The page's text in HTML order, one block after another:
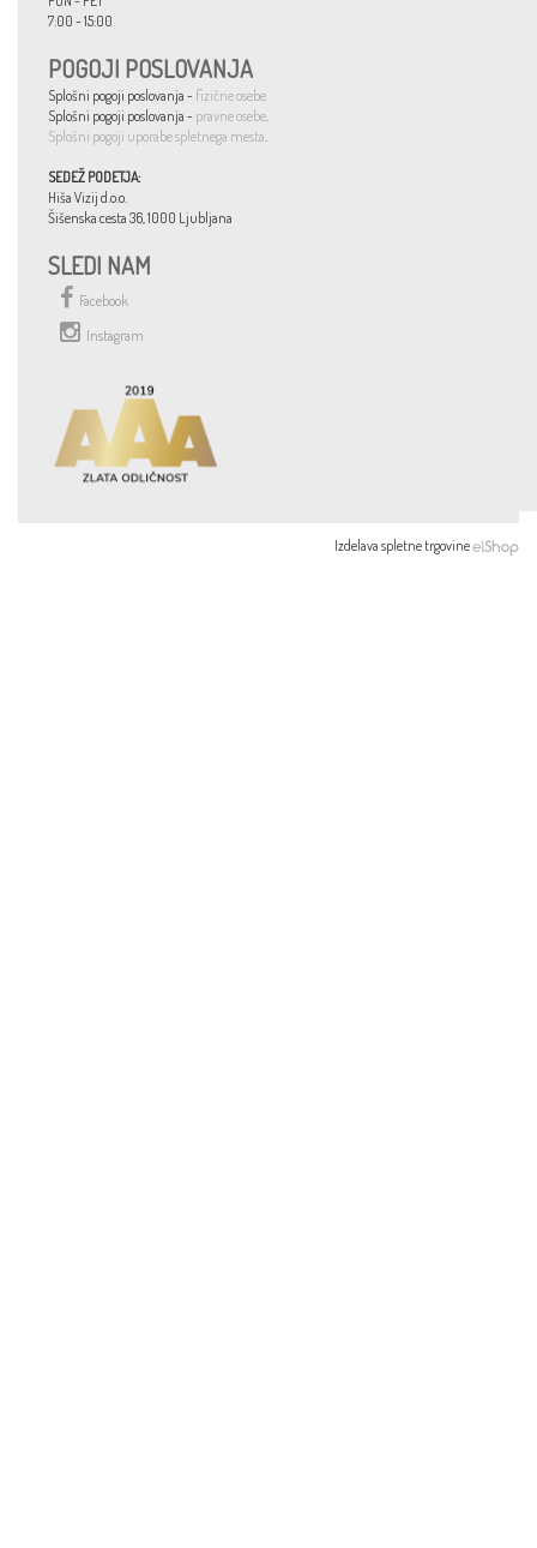
7:00 - 15:00
POGOJI POSLOVANJA
Splošni pogoji poslovanja - fizične osebe
Splošni pogoji poslovanja - pravne osebe.
Splošni pogoji uporabe spletnega mesta.
SEDEŽ PODETJA:
Hiša Vizij d.o.o.
Šišenska cesta 36, 1000 Ljubljana
SLEDI NAM
Facebook
Instagram
Izdelava spletne trgovine